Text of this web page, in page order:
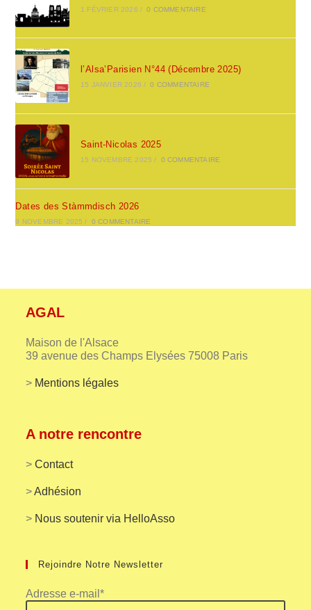
1 FÉVRIER 2026 / 0 COMMENTAIRE
l’Alsa’Parisien N°44 (Décembre 2025)
15 JANVIER 2026 / 0 COMMENTAIRE
Saint-Nicolas 2025
15 NOVEMBRE 2025 / 0 COMMENTAIRE
Dates des Stàmmdisch 2026
9 NOVEMBRE 2025 / 0 COMMENTAIRE
AGAL
Maison de l'Alsace
39 avenue des Champs Elysées 75008 Paris
> Mentions légales
A notre rencontre
>Contact
>Adhésion
> Nous soutenir via HelloAsso
Rejoindre Notre Newsletter
Adresse e-mail*